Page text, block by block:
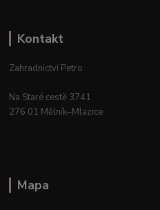
Kontakt
Zahradnictví Petro
Na Staré cestě 3741
276 01 Mělník–Mlazice
Mapa